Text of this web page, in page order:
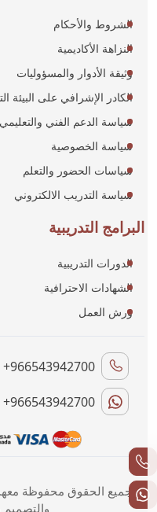
الشروط والأحكام
النزاهة الأكاديمية
وثيقة الأدوار والمسؤوليات
الكادر الإشرافي على البيئة
سياسة الدعم الفني والتعليمي
سياسة الخصوصية
سياسات الحضور والتعلم
سياسة التدريب الالكتروني
البرامج التدريبية
الدورات التدريبية
الشهادات الاحترافية
ورش العمل
+966543942700
+966543942700
جميع الحقوق محفوظة معهد